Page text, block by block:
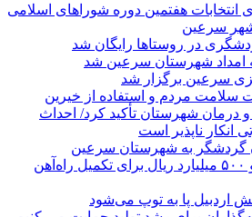
هفتمین دوره شوراهای اسلامی
شهر سرعین
در روستاها رایگان شد
امداد شهرستان سرعین شد
سرعین برگزار شد
سلامت مردم و استفاده از خیرین
درمان شهرستان تأکید کرد/ احداث
انکار ناپذیر است
گردشگر به شهرستان سرعین
استانداراردبیل: سه هزار و ۵۰۰ میلیارد ریال برای تکمیل راه‌آهن
اردبیل پا به توپ می‌شود